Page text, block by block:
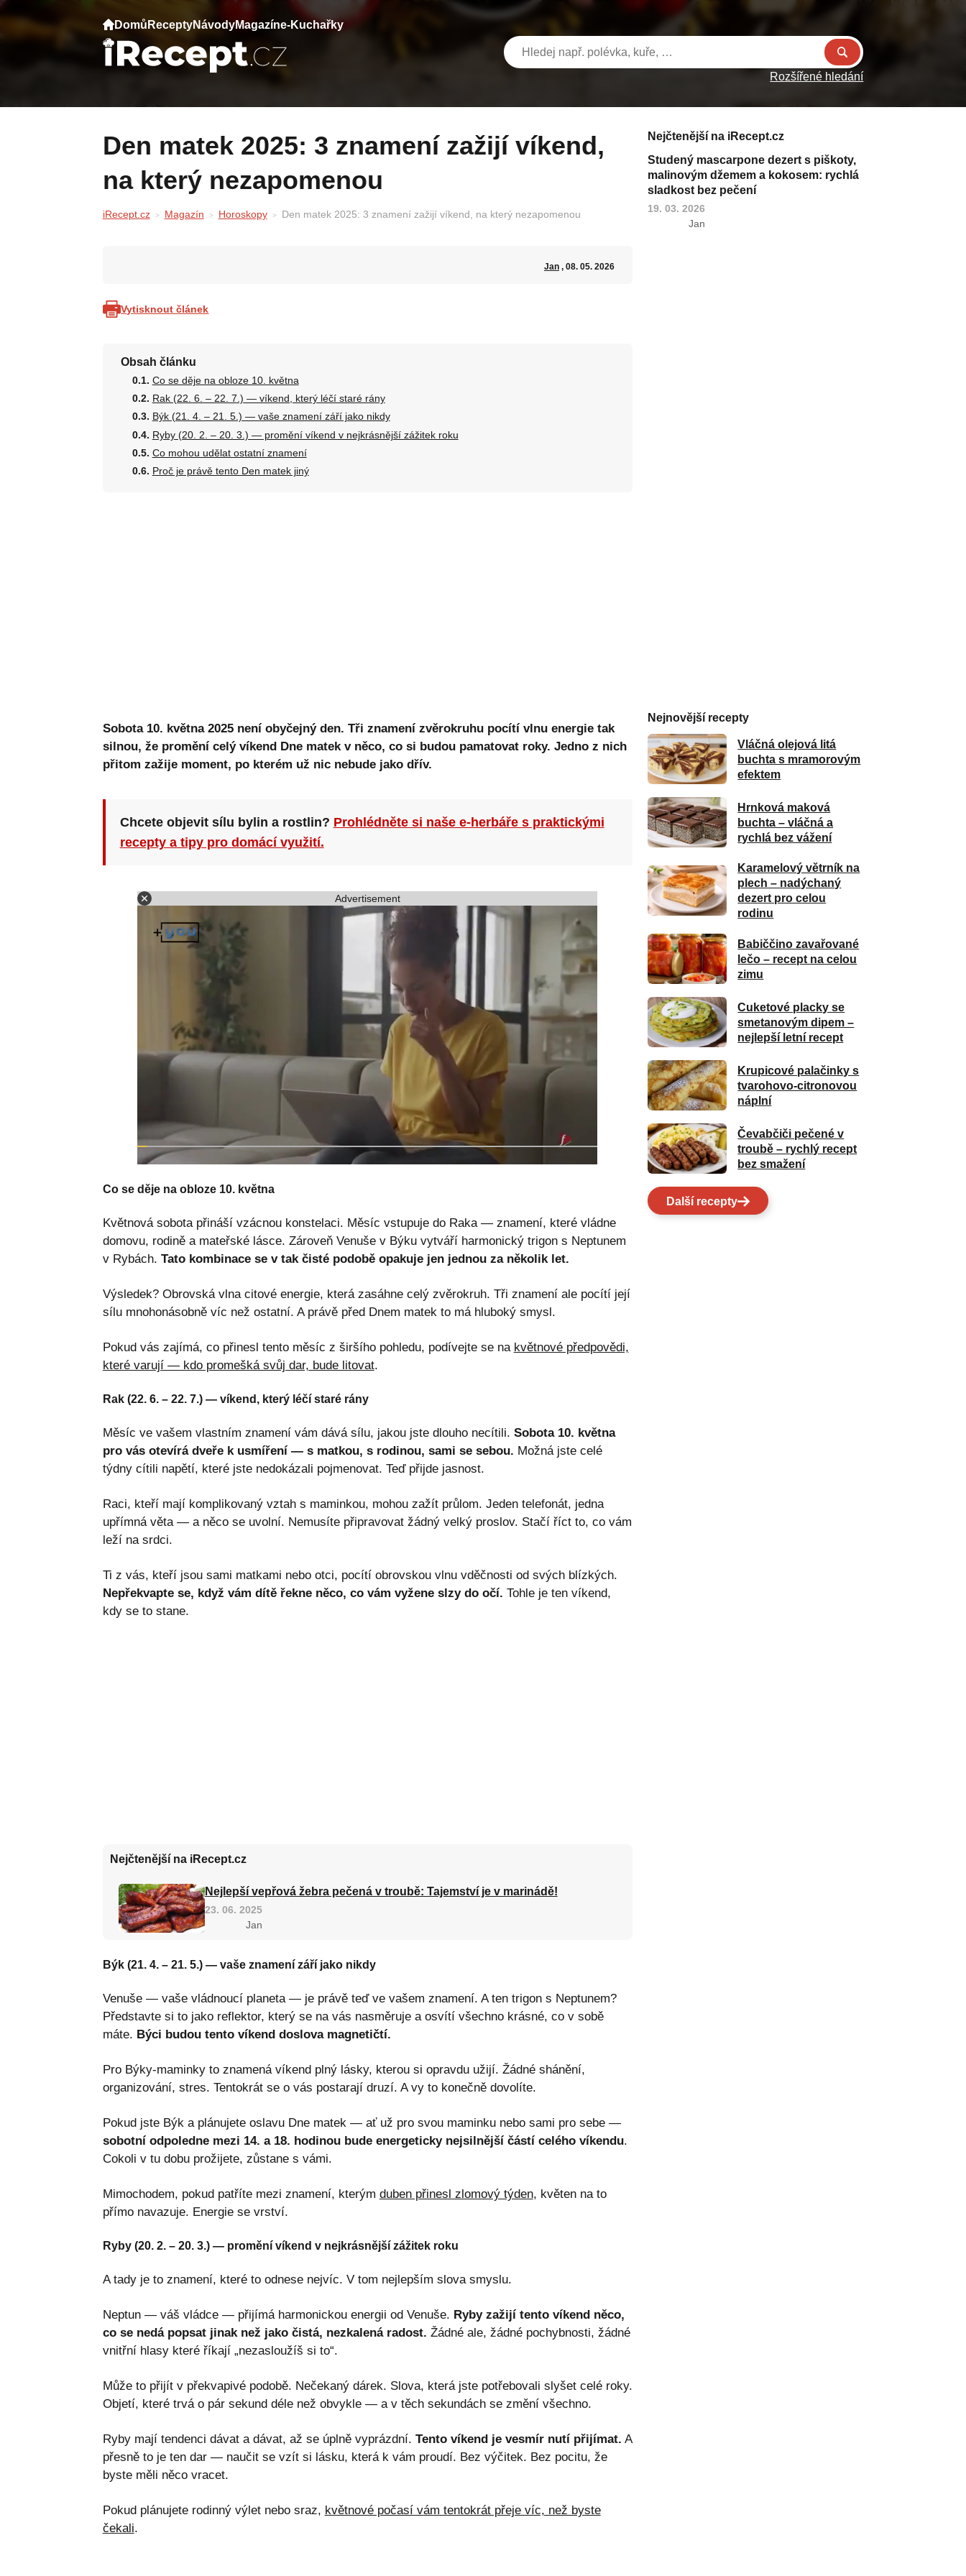
Domů ReceptyNávodyMagazíne-Kuchařky
Rozšířené hledání
Den matek 2025: 3 znamení zažijí víkend,
na který nezapomenou
iRecept.cz Magazín Horoskopy Den matek 2025: 3 znamení zažijí víkend, na který nezapomenou
Jan, 08. 05. 2026
Vytisknout článek
Obsah článku
Co se děje na obloze 10. května
Rak (22. 6. – 22. 7.) — víkend, který léčí staré rány
Býk (21. 4. – 21. 5.) — vaše znamení září jako nikdy
Ryby (20. 2. – 20. 3.) — promění víkend v nejkrásnější zážitek roku
Co mohou udělat ostatní znamení
Proč je právě tento Den matek jiný
Sobota 10. května 2025 není obyčejný den. Tři znamení zvěrokruhu pocítí vlnu energie tak
silnou, že promění celý víkend Dne matek v něco, co si budou pamatovat roky. Jedno z nich
přitom zažije moment, po kterém už nic nebude jako dřív.
Chcete objevit sílu bylin a rostlin? Prohlédněte si naše e-herbáře s praktickými
recepty a tipy pro domácí využití.
Advertisement
Co se děje na obloze 10. května
Květnová sobota přináší vzácnou konstelaci. Měsíc vstupuje do Raka — znamení, které vládne
domovu, rodině a mateřské lásce. Zároveň Venuše v Býku vytváří harmonický trigon s Neptunem
v Rybách. Tato kombinace se v tak čisté podobě opakuje jen jednou za několik let.
Výsledek? Obrovská vlna citové energie, která zasáhne celý zvěrokruh. Tři znamení ale pocítí její
sílu mnohonásobně víc než ostatní. A právě před Dnem matek to má hluboký smysl.
Pokud vás zajímá, co přinesl tento měsíc z širšího pohledu, podívejte se na květnové předpovědi,
které varují — kdo promešká svůj dar, bude litovat.
Rak (22. 6. – 22. 7.) — víkend, který léčí staré rány
Měsíc ve vašem vlastním znamení vám dává sílu, jakou jste dlouho necítili. Sobota 10. května
pro vás otevírá dveře k usmíření — s matkou, s rodinou, sami se sebou. Možná jste celé
týdny cítili napětí, které jste nedokázali pojmenovat. Teď přijde jasnost.
Raci, kteří mají komplikovaný vztah s maminkou, mohou zažít průlom. Jeden telefonát, jedna
upřímná věta — a něco se uvolní. Nemusíte připravovat žádný velký proslov. Stačí říct to, co vám
leží na srdci.
Ti z vás, kteří jsou sami matkami nebo otci, pocítí obrovskou vlnu vděčnosti od svých blízkých.
Nepřekvapte se, když vám dítě řekne něco, co vám vyžene slzy do očí. Tohle je ten víkend,
kdy se to stane.
Nejčtenější na iRecept.cz
Nejlepší vepřová žebra pečená v troubě: Tajemství je v marinádě!
23. 06. 2025
Jan
Býk (21. 4. – 21. 5.) — vaše znamení září jako nikdy
Venuše — vaše vládnoucí planeta — je právě teď ve vašem znamení. A ten trigon s Neptunem?
Představte si to jako reflektor, který se na vás nasměruje a osvítí všechno krásné, co v sobě
máte. Býci budou tento víkend doslova magnetičtí.
Pro Býky-maminky to znamená víkend plný lásky, kterou si opravdu užijí. Žádné shánění,
organizování, stres. Tentokrát se o vás postarají druzí. A vy to konečně dovolíte.
Pokud jste Býk a plánujete oslavu Dne matek — ať už pro svou maminku nebo sami pro sebe —
sobotní odpoledne mezi 14. a 18. hodinou bude energeticky nejsilnější částí celého víkendu.
Cokoli v tu dobu prožijete, zůstane s vámi.
Mimochodem, pokud patříte mezi znamení, kterým duben přinesl zlomový týden, květen na to
přímo navazuje. Energie se vrství.
Ryby (20. 2. – 20. 3.) — promění víkend v nejkrásnější zážitek roku
A tady je to znamení, které to odnese nejvíc. V tom nejlepším slova smyslu.
Neptun — váš vládce — přijímá harmonickou energii od Venuše. Ryby zažijí tento víkend něco,
co se nedá popsat jinak než jako čistá, nezkalená radost. Žádné ale, žádné pochybnosti, žádné
vnitřní hlasy které říkají „nezasloužíš si to“.
Může to přijít v překvapivé podobě. Nečekaný dárek. Slova, která jste potřebovali slyšet celé roky.
Objetí, které trvá o pár sekund déle než obvykle — a v těch sekundách se změní všechno.
Ryby mají tendenci dávat a dávat, až se úplně vyprázdní. Tento víkend je vesmír nutí přijímat. A
přesně to je ten dar — naučit se vzít si lásku, která k vám proudí. Bez výčitek. Bez pocitu, že
byste měli něco vracet.
Pokud plánujete rodinný výlet nebo sraz, květnové počasí vám tentokrát přeje víc, než byste
čekali.
Nejčtenější na iRecept.cz
Studený mascarpone dezert s piškoty,
malinovým džemem a kokosem: rychlá
sladkost bez pečení
19. 03. 2026
Jan
Nejnovější recepty
Vláčná olejová litá
buchta s mramorovým
efektem
Hrnková maková
buchta – vláčná a
rychlá bez vážení
Karamelový větrník na
plech – nadýchaný
dezert pro celou
rodinu
Babiččino zavařované
lečo – recept na celou
zimu
Cuketové placky se
smetanovým dipem –
nejlepší letní recept
Krupicové palačinky s
tvarohovo-citronovou
náplní
Čevabčiči pečené v
troubě – rychlý recept
bez smažení
Další recepty